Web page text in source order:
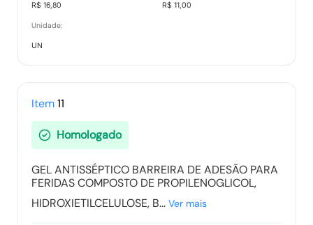
R$ 16,80 R$ 11,00
Unidade:
UN
Item11
Homologado
GEL ANTISSÉPTICO BARREIRA DE ADESÃO PARA
FERIDAS COMPOSTO DE PROPILENOGLICOL,
HIDROXIETILCELULOSE, B... Ver mais